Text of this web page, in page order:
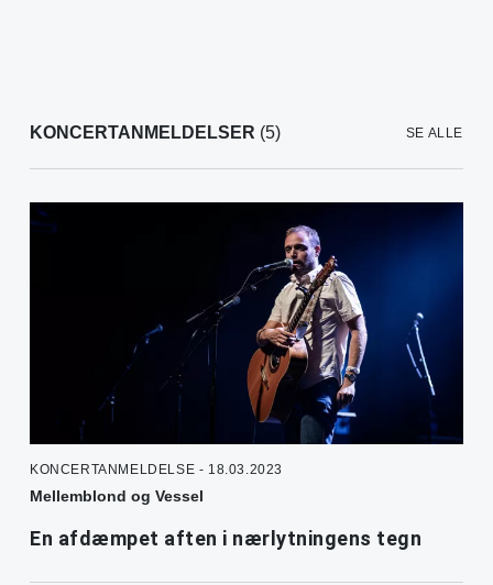
KONCERTANMELDELSER (5) SE ALLE
KONCERTANMELDELSE - 18.03.2023
Mellemblond og Vessel
En afdæmpet aften i nærlytningens tegn